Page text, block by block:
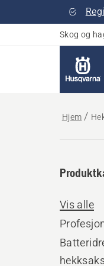
Skog og
Hjem
Vis alle